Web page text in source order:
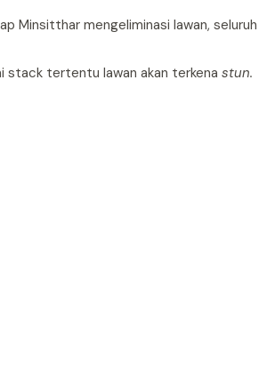
Minsitthar mengeliminasi lawan, seluruh
stack tertentu lawan akan terkena stun.